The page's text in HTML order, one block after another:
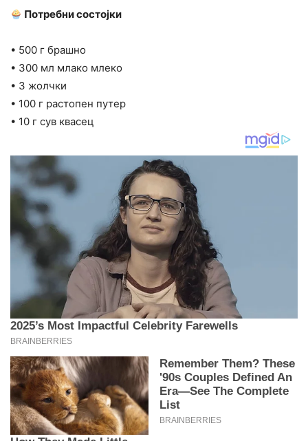
Потребни состојки
• 500 г брашно
• 300 мл млако млеко
• 3 жолчки
• 100 г растопен путер
• 10 г сув квасец